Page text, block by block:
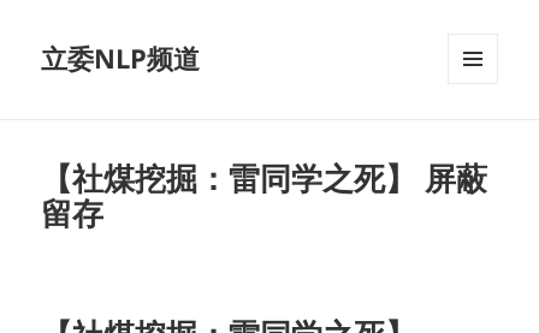
立委NLP频道
【社煤挖掘：雷同学之死】 屏蔽
留存